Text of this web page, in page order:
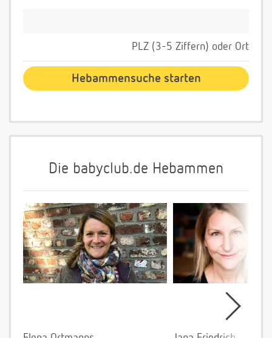
PLZ (3-5 Ziffern) oder Ort
Die babyclub.de Hebammen